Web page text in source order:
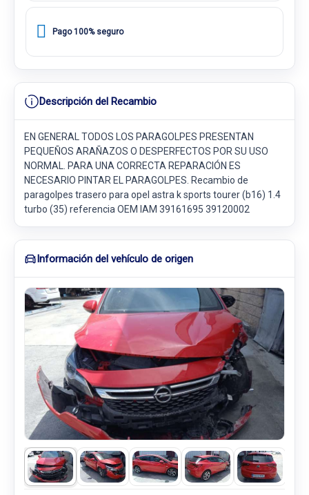
Pago 100% seguro
Descripción del Recambio
EN GENERAL TODOS LOS PARAGOLPES PRESENTAN
PEQUEÑOS ARAÑAZOS O DESPERFECTOS POR SU USO
NORMAL. PARA UNA CORRECTA REPARACIÓN ES
NECESARIO PINTAR EL PARAGOLPES. Recambio de
paragolpes trasero para opel astra k sports tourer (b16) 1.4
turbo (35) referencia OEM IAM 39161695 39120002
Información del vehículo de origen